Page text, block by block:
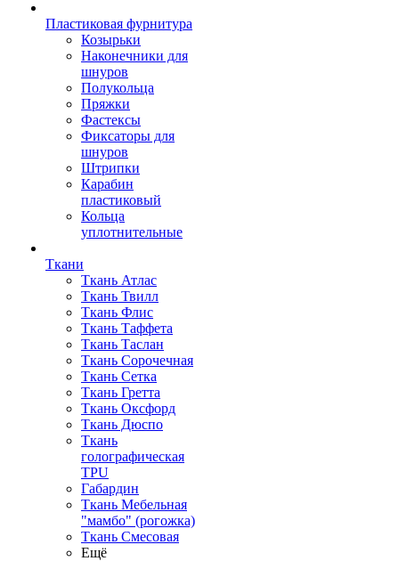
Пластиковая фурнитура
Козырьки
Наконечники для
шнуров
Полукольца
Пряжки
Фастексы
Фиксаторы для
шнуров
Штрипки
Карабин
пластиковый
Кольца
уплотнительные
Ткани
Ткань Атлас
Ткань Твилл
Ткань Флис
Ткань Таффета
Ткань Таслан
Ткань Сорочечная
Ткань Сетка
Ткань Гретта
Ткань Оксфорд
Ткань Дюспо
Ткань
голографическая
TPU
Габардин
Ткань Мебельная
"мамбо" (рогожка)
Ткань Смесовая
Ещё